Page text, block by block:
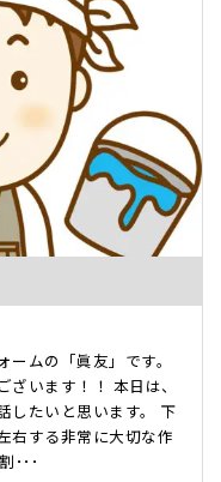
ムの「眞友」です。
います！！ 本日は、
したいと思います。 下
右する非常に大切な作
･･･